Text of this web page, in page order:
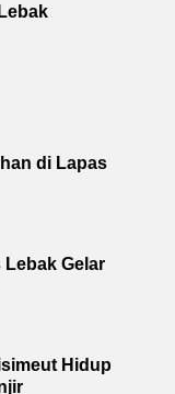
di Lapas
Lebak Gelar
Hidup